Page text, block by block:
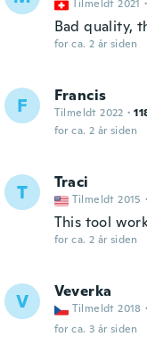
Tilmeldt 2021 ·
Bad quality,
for ca. 2 år siden
F Francis
Tilmeldt 2022 ·
for ca. 2 år siden
T Traci
Tilmeldt 2015 ·
This tool
for ca. 2 år siden
V Veverka
Tilmeldt 2018 ·
for ca. 3 år siden